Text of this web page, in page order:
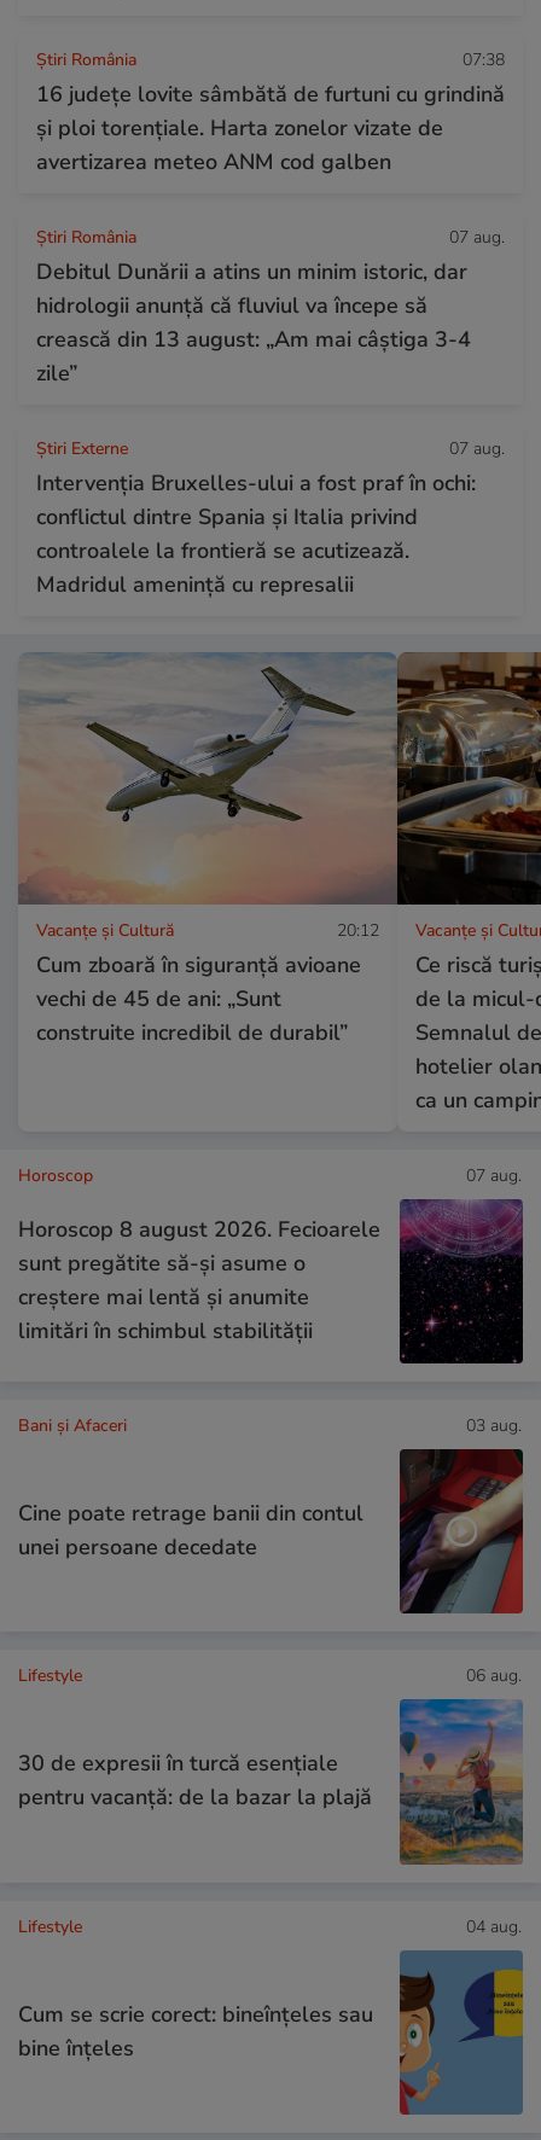
Știri România 07:38
16 județe lovite sâmbătă de furtuni cu grindină
și ploi torențiale. Harta zonelor vizate de
avertizarea meteo ANM cod galben
Știri România 07 aug.
Debitul Dunării a atins un minim istoric, dar
hidrologii anunță că fluviul va începe să
crească din 13 august: „Am mai câștiga 3-4
zile”
Știri Externe 07 aug.
Intervenția Bruxelles-ului a fost praf în ochi:
conflictul dintre Spania și Italia privind
controalele la frontieră se acutizează.
Madridul amenință cu represalii
Vacanțe și Cultură 20:12
Cum zboară în siguranță avioane
vechi de 45 de ani: „Sunt
construite incredibil de durabil”
Vacanțe și
Ce riscă
de la micul-
Semnalul
hotelier
ca un
Horoscop 07 aug.
Horoscop 8 august 2026. Fecioarele
sunt pregătite să-și asume o
creștere mai lentă și anumite
limitări în schimbul stabilității
Bani și Afaceri 03 aug.
Cine poate retrage banii din contul
unei persoane decedate
Lifestyle 06 aug.
30 de expresii în turcă esențiale
pentru vacanță: de la bazar la plajă
Lifestyle 04 aug.
Cum se scrie corect: bineînțeles sau
bine înțeles